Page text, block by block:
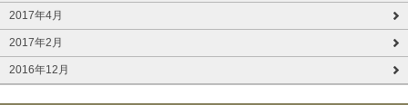
2017年4月
2017年2月
2016年12月